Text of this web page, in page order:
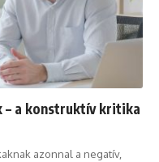
– a konstruktív kritika
azonnal a negatív,